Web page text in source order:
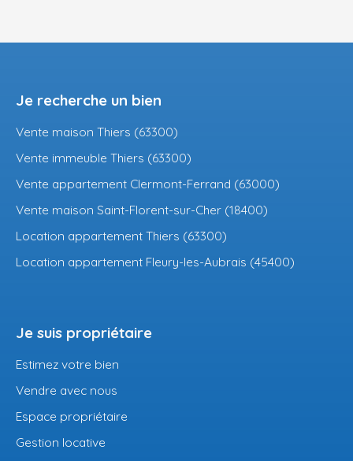
Je recherche un bien
Vente maison Thiers (63300)
Vente immeuble Thiers (63300)
Vente appartement Clermont-Ferrand (63000)
Vente maison Saint-Florent-sur-Cher (18400)
Location appartement Thiers (63300)
Location appartement Fleury-les-Aubrais (45400)
Je suis propriétaire
Estimez votre bien
Vendre avec nous
Espace propriétaire
Gestion locative